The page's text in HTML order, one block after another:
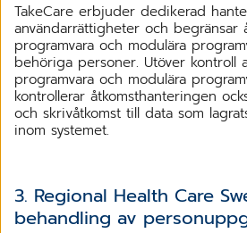
TakeCare erbjuder dedikerad
användarrättigheter och begränsar
programvara och modulära
behöriga personer. Utöver kontroll
programvara och modulära
kontrollerar åtkomsthanteringen
och skrivåtkomst till data som
inom systemet.
3. Regional Health Care
behandling av